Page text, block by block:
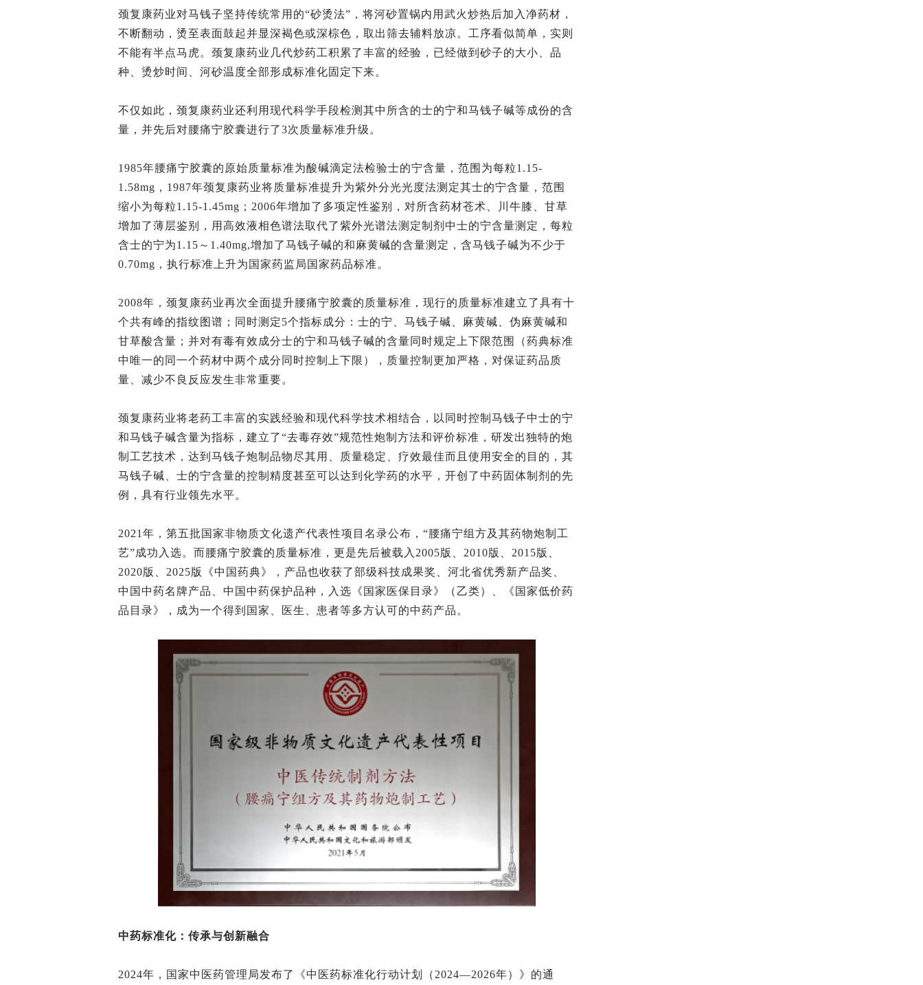
颈复康药业对马钱子坚持传统常用的“砂烫法”，将河砂置锅内用武火炒热后加入净药材，
不断翻动，烫至表面鼓起并显深褐色或深棕色，取出筛去辅料放凉。工序看似简单，实则
不能有半点马虎。颈复康药业几代炒药工积累了丰富的经验，已经做到砂子的大小、品
种、烫炒时间、河砂温度全部形成标准化固定下来。
不仅如此，颈复康药业还利用现代科学手段检测其中所含的士的宁和马钱子碱等成份的含
量，并先后对腰痛宁胶囊进行了3次质量标准升级。
1985年腰痛宁胶囊的原始质量标准为酸碱滴定法检验士的宁含量，范围为每粒1.15-
1.58mg，1987年颈复康药业将质量标准提升为紫外分光光度法测定其士的宁含量，范围
缩小为每粒1.15-1.45mg；2006年增加了多项定性鉴别，对所含药材苍术、川牛膝、甘草
增加了薄层鉴别，用高效液相色谱法取代了紫外光谱法测定制剂中士的宁含量测定，每粒
含士的宁为1.15～1.40mg,增加了马钱子碱的和麻黄碱的含量测定，含马钱子碱为不少于
0.70mg，执行标准上升为国家药监局国家药品标准。
2008年，颈复康药业再次全面提升腰痛宁胶囊的质量标准，现行的质量标准建立了具有十
个共有峰的指纹图谱；同时测定5个指标成分：士的宁、马钱子碱、麻黄碱、伪麻黄碱和
甘草酸含量；并对有毒有效成分士的宁和马钱子碱的含量同时规定上下限范围（药典标准
中唯一的同一个药材中两个成分同时控制上下限），质量控制更加严格，对保证药品质
量、减少不良反应发生非常重要。
颈复康药业将老药工丰富的实践经验和现代科学技术相结合，以同时控制马钱子中士的宁
和马钱子碱含量为指标，建立了“去毒存效”规范性炮制方法和评价标准，研发出独特的炮
制工艺技术，达到马钱子炮制品物尽其用、质量稳定、疗效最佳而且使用安全的目的，其
马钱子碱、士的宁含量的控制精度甚至可以达到化学药的水平，开创了中药固体制剂的先
例，具有行业领先水平。
2021年，第五批国家非物质文化遗产代表性项目名录公布，“腰痛宁组方及其药物炮制工
艺”成功入选。而腰痛宁胶囊的质量标准，更是先后被载入2005版、2010版、2015版、
2020版、2025版《中国药典》，产品也收获了部级科技成果奖、河北省优秀新产品奖、
中国中药名牌产品、中国中药保护品种，入选《国家医保目录》（乙类）、《国家低价药
品目录》，成为一个得到国家、医生、患者等多方认可的中药产品。
中药标准化：传承与创新融合
2024年，国家中医药管理局发布了《中医药标准化行动计划（2024—2026年）》的通